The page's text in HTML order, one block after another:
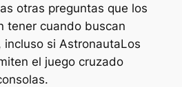
otras preguntas que los
tener cuando buscan
incluso si AstronautaLos
el juego cruzado